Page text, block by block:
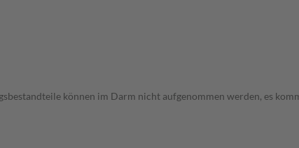
können im Darm nicht aufgenommen werden, es